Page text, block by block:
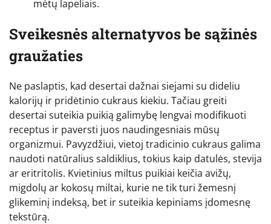
mėtų lapeliais.
Sveikesnės alternatyvos be sąžinės
graužaties
Ne paslaptis, kad desertai dažnai siejami su dideliu
kalorijų ir pridėtinio cukraus kiekiu. Tačiau greiti
desertai suteikia puikią galimybę lengvai modifikuoti
receptus ir paversti juos naudingesniais mūsų
organizmui. Pavyzdžiui, vietoj tradicinio cukraus galima
naudoti natūralius saldiklius, tokius kaip datulės, stevija
ar eritritolis. Kvietinius miltus puikiai keičia avižų,
migdolų ar kokosų miltai, kurie ne tik turi žemesnį
glikeminį indeksą, bet ir suteikia kepiniams įdomesnę
tekstūrą.